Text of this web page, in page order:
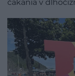
čakania v